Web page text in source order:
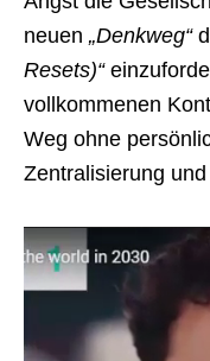
neuen „Denkweg“
Resets)“
vollkommenen
Weg ohne
Zentralisierung